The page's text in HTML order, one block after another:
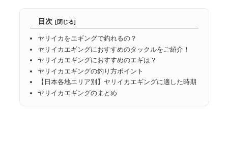
目次
ヤリイカをエギングで釣れるの？
ヤリイカエギングにおすすめのタックルをご紹介！
ヤリイカエギングにおすすめのエギは？
ヤリイカエギングの釣り方ポイント
【日本各地エリア別】ヤリイカエギングに適した時期
ヤリイカエギングのまとめ